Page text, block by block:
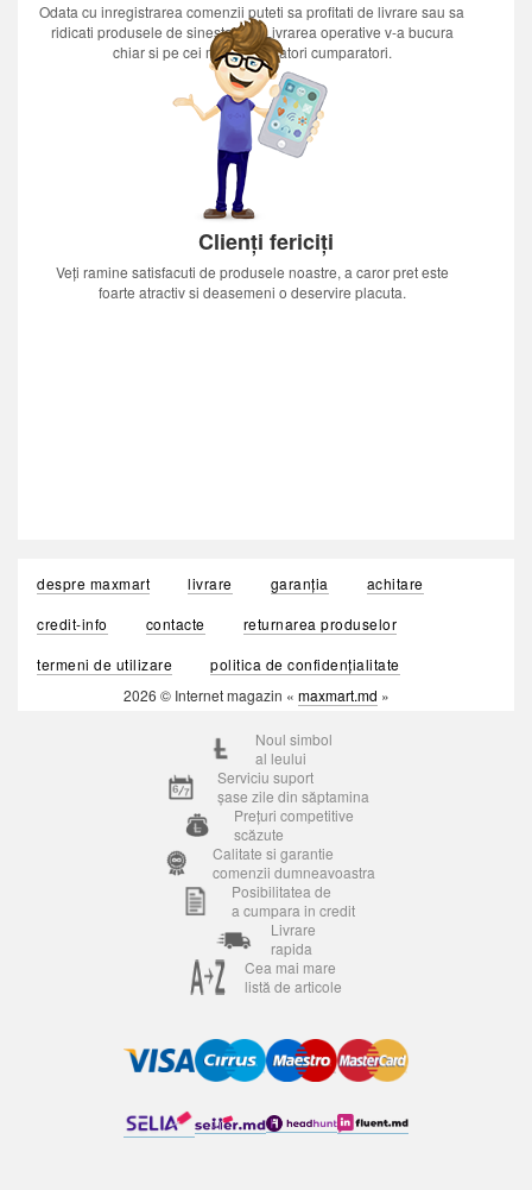
Odata cu inregistrarea comenzii puteti sa profitati de livrare sau sa
ridicati produsele de sinestatator.Livrarea operative v-a bucura
chiar si pe cei mai nerabdatori cumparatori.
Clienți fericiți
Veți ramine satisfacuti de produsele noastre, a caror pret este
foarte atractiv si deasemeni o deservire placuta.
despre maxmart livrare garanția
achitare
credit-info
contacte
returnarea produselor
termeni de utilizare
politica de confidențialitate
2026 © Internet magazin « maxmart.md »
Noul simbol
al leului
Serviciu suport
șase zile din săptamina
Prețuri competitive
scăzute
Calitate si garantie
comenzii dumneavoastra
Posibilitatea de
a cumpara in credit
Livrare
rapida
Cea mai mare
listă de articole